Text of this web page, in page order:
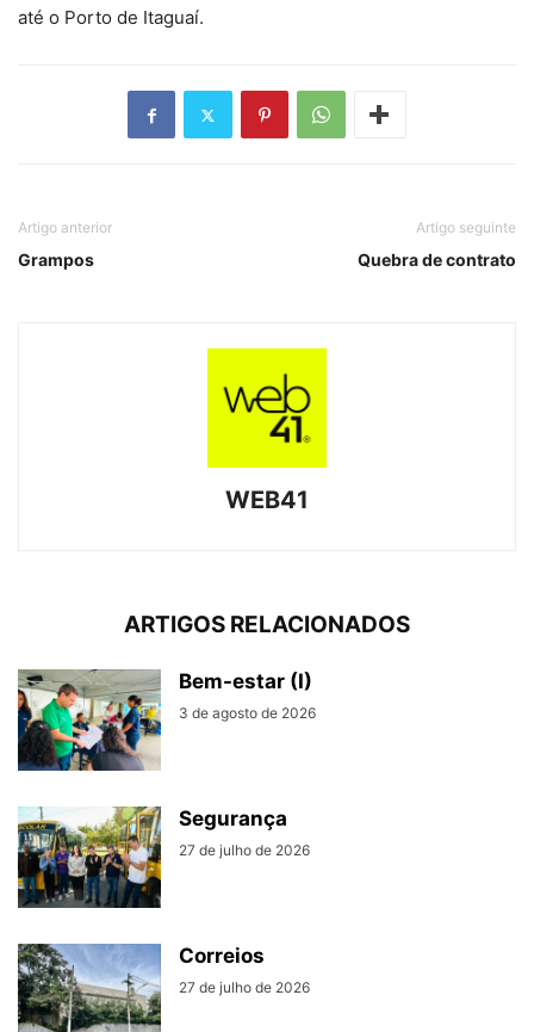
até o Porto de Itaguaí.
Artigo anterior
Grampos
Artigo seguinte
Quebra de contrato
WEB41
ARTIGOS RELACIONADOS
Bem-estar (I)
3 de agosto de 2026
Segurança
27 de julho de 2026
Correios
27 de julho de 2026